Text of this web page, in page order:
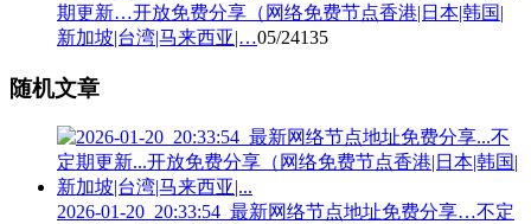
期更新…开放免费分享（网络免费节点香港|日本|韩国|
新加坡|台湾|马来西亚|…05/24135
随机文章
2026-01-20_20:33:54_最新网络节点地址免费分享…不定